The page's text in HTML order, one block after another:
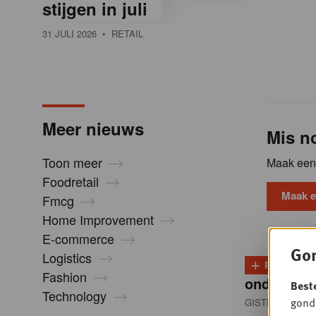
stijgen in juli
31 JULI 2026 • RETAIL
Meer nieuws
Toon meer
Foodretail
Fmcg
Home Improvement
E-commerce
Logistics
Fashion
Technology
Mis
Maak
Maak
+ PLUS
onder
GISTEREN